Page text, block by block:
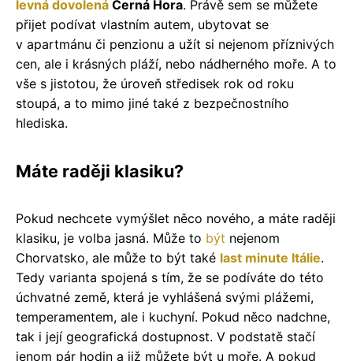
levná dovolená Černá Hora. Právě sem se můžete
přijet podívat vlastním autem, ubytovat se
v apartmánu či penzionu a užít si nejenom příznivých
cen, ale i krásných pláží, nebo nádherného moře. A to
vše s jistotou, že úroveň středisek rok od roku
stoupá, a to mimo jiné také z bezpečnostního
hlediska.
Máte raději klasiku?
Pokud nechcete vymýšlet něco nového, a máte raději
klasiku, je volba jasná. Může to být nejenom
Chorvatsko, ale může to být také last minute Itálie.
Tedy varianta spojená s tím, že se podíváte do této
úchvatné země, která je vyhlášená svými plážemi,
temperamentem, ale i kuchyní. Pokud něco nadchne,
tak i její geografická dostupnost. V podstatě stačí
jenom pár hodin a již můžete být u moře. A pokud